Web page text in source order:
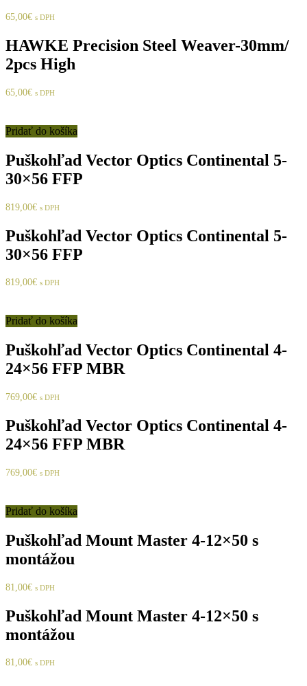
65,00€ s DPH
HAWKE Precision Steel Weaver-30mm/
2pcs High
65,00€ s DPH
Pridať do košíka
Puškohľad Vector Optics Continental 5-
30×56 FFP
819,00€ s DPH
Puškohľad Vector Optics Continental 5-
30×56 FFP
819,00€ s DPH
Pridať do košíka
Puškohľad Vector Optics Continental 4-
24×56 FFP MBR
769,00€ s DPH
Puškohľad Vector Optics Continental 4-
24×56 FFP MBR
769,00€ s DPH
Pridať do košíka
Puškohľad Mount Master 4-12×50 s
montážou
81,00€ s DPH
Puškohľad Mount Master 4-12×50 s
montážou
81,00€ s DPH